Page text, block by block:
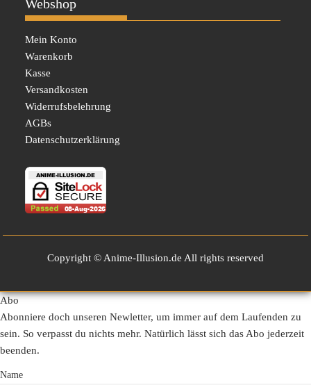
Webshop
Mein Konto
Warenkorb
Kasse
Versandkosten
Widerrufsbelehrung
AGBs
Datenschutzerklärung
Copyright © Anime-Illusion.de All rights reserved
Abo
Abonniere doch unseren Newletter, um immer auf dem Laufenden zu
sein. So verpasst du nichts mehr. Natürlich lässt sich das Abo jederzeit
beenden.
Name